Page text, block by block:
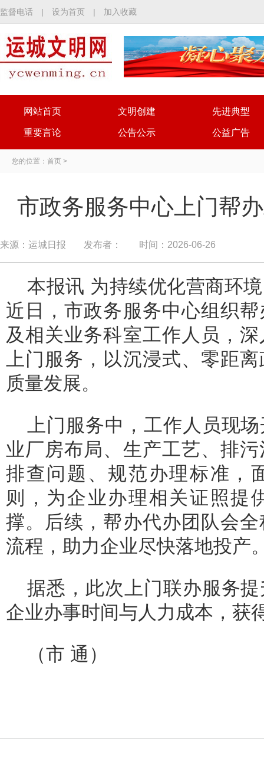
监督电话 | 设为首页 | 加入收藏
网站首页
重要言论
文明创建
公告公示
先进典型
公益广告
您的位置： 首页 >
市政务服务中心上门帮
来源：运城日报 发布者： 时间：2026-06-26
本报讯 为持续优化营商环
近日，市政务服务中心组织
及相关业务科室工作人员，
上门服务，以沉浸式、零距
质量发展。
上门服务中，工作人员现
业厂房布局、生产工艺、排
排查问题、规范办理标准，
则，为企业办理相关证照提
撑。后续，帮办代办团队会
流程，助力企业尽快落地投产
据悉，此次上门联办服务
企业办事时间与人力成本，获
（市 通）